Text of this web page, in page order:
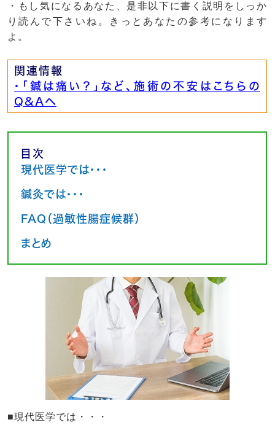
・もし気になるあなた、是非以下に書く説明をしっか
り読んで下さいね。きっとあなたの参考になります
よ。
関連情報
・「鍼は痛い？」など、施術の不安はこちらの
Q&Aへ
目次
現代医学では・・・
鍼灸では・・・
FAQ（過敏性腸症候群）
まとめ
■現代医学では・・・